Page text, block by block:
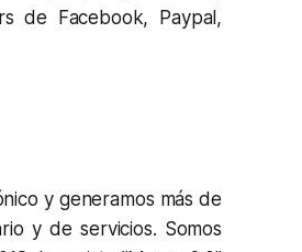
de Facebook, Paypal,
y generamos más de
y de servicios. Somos